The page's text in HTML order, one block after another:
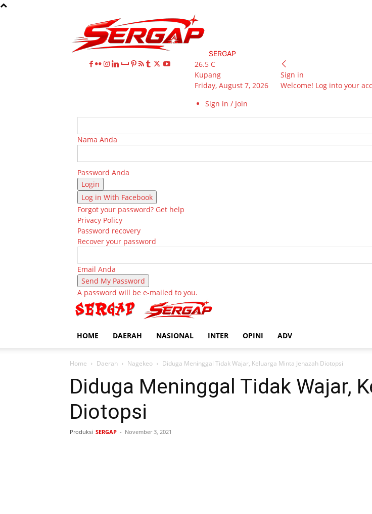
SERGAP
26.5 C
Kupang
Friday, August 7, 2026
Sign in / Join
Sign in
Welcome! Log into your
Nama Anda
Password Anda
Log in With Facebook
Forgot your password? Get help
Privacy Policy
Password recovery
Recover your password
Email Anda
A password will be e-mailed to you.
HOME DAERAH NASIONAL INTER OPINI ADV
Home Daerah Nagekeo Diduga Meninggal Tidak Wajar, Keluarga Minta Jenazah Diotopsi
Diduga Meninggal Tidak Wajar,
Diotopsi
Produksi SERGAP - November 3, 2021